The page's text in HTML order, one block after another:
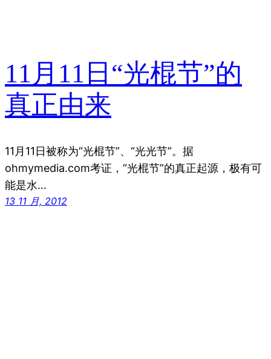
11月11日“光棍节”的
真正由来
11月11日被称为“光棍节”、“光光节”。据
ohmymedia.com考证，“光棍节”的真正起源，极有可
能是水…
13 11 月, 2012